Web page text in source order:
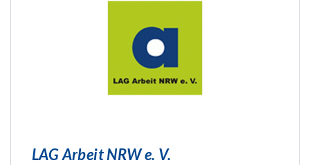
LAG Arbeit NRW e. V.